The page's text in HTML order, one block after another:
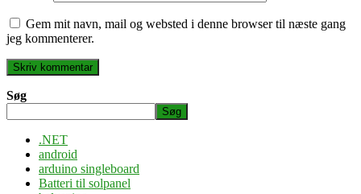
Gem mit navn, mail og websted i denne browser til næste gang
jeg kommenterer.
Søg
Søg
.NET
android
arduino singleboard
Batteri til solpanel